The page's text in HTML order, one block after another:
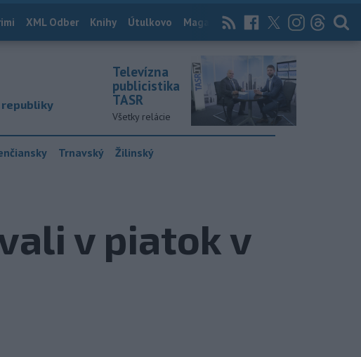
XML Odber Knihy Útulkovo Magazín News Now Archív
republiky
Televízna
publicistika
TASR
Všetky relácie
Trnavský Žilinský
v piatok v